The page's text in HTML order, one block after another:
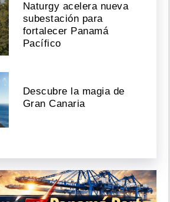
Naturgy acelera nueva
subestación para
fortalecer Panamá
Pacífico
Descubre la magia de
Gran Canaria